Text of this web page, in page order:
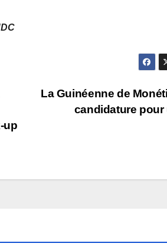
La Guinéenne de
candidature
up